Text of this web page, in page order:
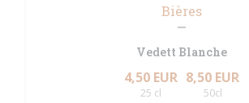
Bières
Vedett Blanche
4,50 EUR
25 cl
8,50 EUR
50cl